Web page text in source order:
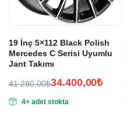
19 İnç 5×112 Black Polish
Mercedes C Serisi Uyumlu
Jant Takımı
41.280,00₺
fiyat:
34.400,00₺
andaki
4+ adet stokta